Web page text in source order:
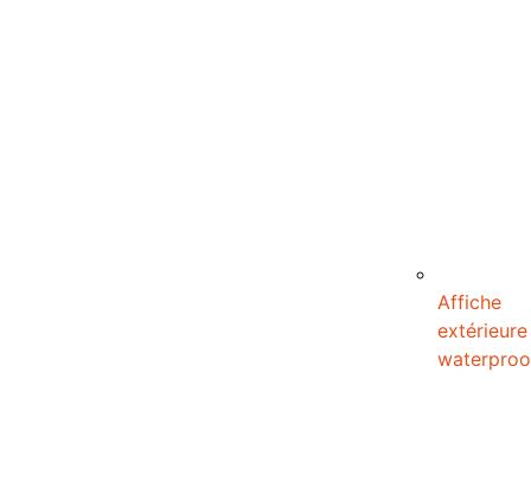
Affiche
extérieure